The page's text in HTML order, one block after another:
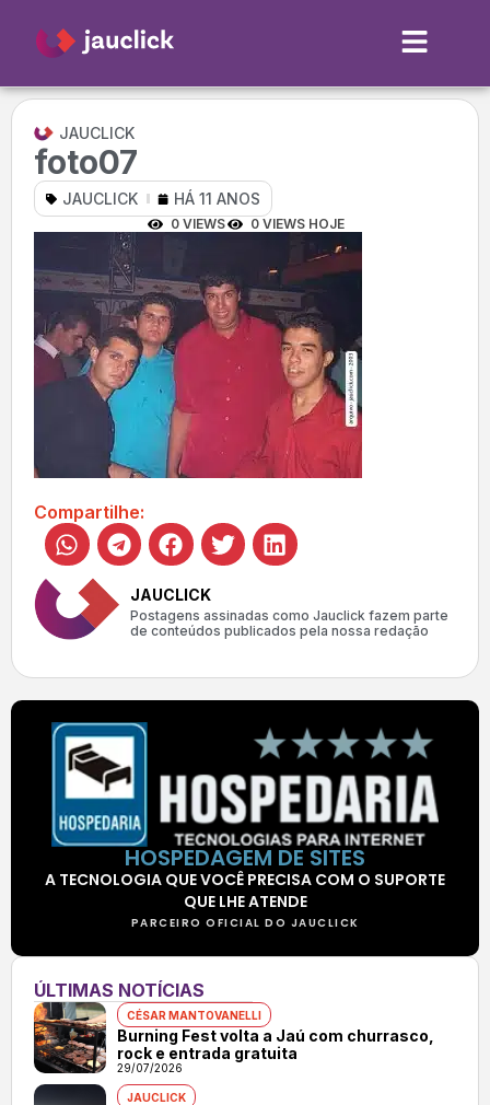
JAUCLICK
foto07
JAUCLICK HÁ 11 ANOS
0 VIEWS 0 VIEWS HOJE
Compartilhe:
JAUCLICK
Postagens assinadas como Jauclick fazem parte
de conteúdos publicados pela nossa redação
HOSPEDAGEM DE SITES
A TECNOLOGIA QUE VOCÊ PRECISA COM O SUPORTE
QUE LHE ATENDE
PARCEIRO OFICIAL DO JAUCLICK
ÚLTIMAS NOTÍCIAS
CÉSAR MANTOVANELLI
Burning Fest volta a Jaú com churrasco,
rock e entrada gratuita
29/07/2026
JAUCLICK